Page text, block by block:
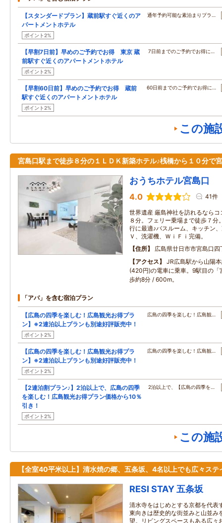
【スタンダードプラン】蔵前駅すぐ近くのア
パートメントホテル
ポイント2%
通年予約可能な素泊まりプラ…
【早割7日前】早めのご予約でお得 東京 蔵
前駅すぐ近くのアパートメントホテル
ポイント2%
7日前までのご予約でお得に…
【早割60日前】早めのご予約でお得 蔵前
駅すぐ近くのアパートメントホテル
ポイント2%
60日前までのご予約でお得に…
この施
宮島口駅まで徒歩８分の１ＬＤＫ新築ホテル♪桟橋から１０分で
おうちホテル宮島口
4.0 41件
世界遺産 厳島神社を訪れるなら
８分。フェリー乗場まで徒歩７分
行に最適♪バスルーム、キッチン
Ｖ、洗濯機、ＷｉＦｉ完備。
住所
広島県廿日市市宮島口
アクセス
JR広島駅から山陽
(420円)の電車に乗車。9駅目の「
歩約8分 / 600m。
「アパ」を含む宿泊プラン
【広島の四季を楽しむ！広島観光お得プラ
ン】※2連泊以上プランも別途好評販売中！
ポイント2%
広島の四季を楽しむ！広島観…
【広島の四季を楽しむ！広島観光お得プラ
ン】※2連泊以上プランも別途好評販売中！
ポイント2%
広島の四季を楽しむ！広島観…
【2連泊割プラン♪】2泊以上で、広島の四季
を楽しむ！広島観光お得プラン価格から10％
引き！
ポイント2%
2泊以上で、【広島の四季を…
この施
【全室40平米以上】清水焼の郷、五条坂、4名以上でも広々ステ
RESI STAY 五条坂
清水寺をはじめとする京都を代表
東向きは歴史的な街並みと山並み
望。リビングスペースもある広々